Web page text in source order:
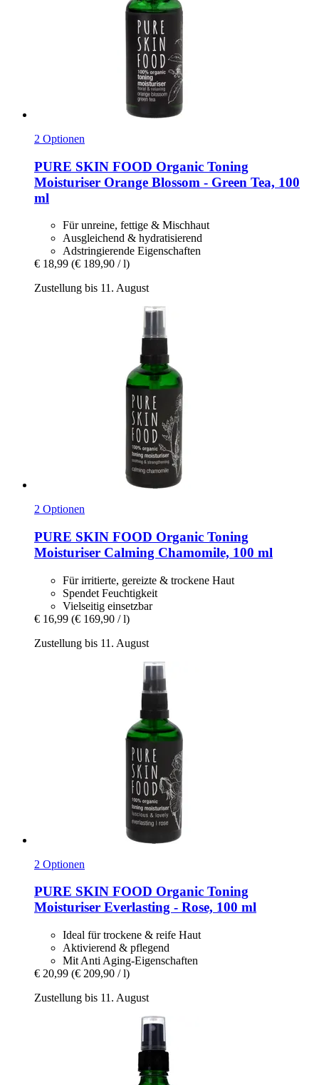
2 Optionen
PURE SKIN FOOD Organic Toning
Moisturiser Orange Blossom -​ Green Tea, 100
ml
Für unreine, fettige & Mischhaut
Ausgleichend & hydratisierend
Adstringierende Eigenschaften
€ 18,99 (€ 189,90 / l)
Zustellung bis 11. August
2 Optionen
PURE SKIN FOOD Organic Toning
Moisturiser Calming Chamomile, 100 ml
Für irritierte, gereizte & trockene Haut
Spendet Feuchtigkeit
Vielseitig einsetzbar
€ 16,99 (€ 169,90 / l)
Zustellung bis 11. August
2 Optionen
PURE SKIN FOOD Organic Toning
Moisturiser Everlasting -​ Rose, 100 ml
Ideal für trockene & reife Haut
Aktivierend & pflegend
Mit Anti Aging-Eigenschaften
€ 20,99 (€ 209,90 / l)
Zustellung bis 11. August